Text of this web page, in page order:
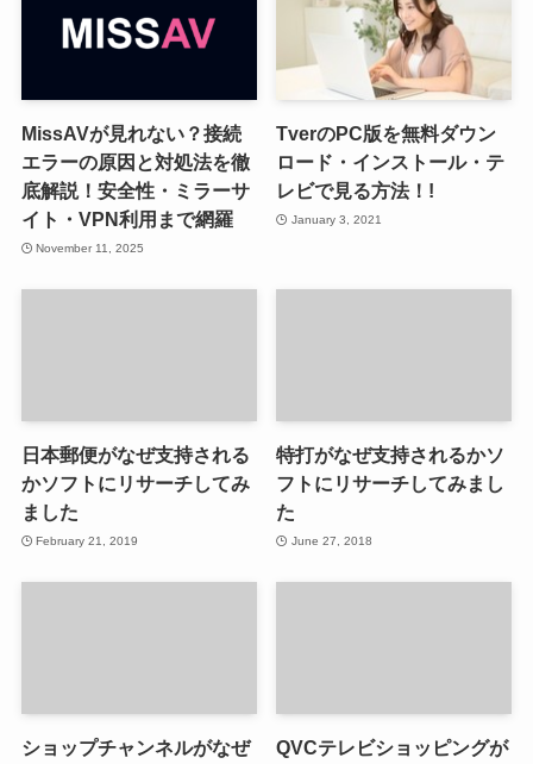
MissAVが見れない？接続
エラーの原因と対処法を徹
底解説！安全性・ミラーサ
イト・VPN利用まで網羅
November 11, 2025
TverのPC版を無料ダウン
ロード・インストール・テ
レビで見る方法！!
January 3, 2021
日本郵便がなぜ支持される
かソフトにリサーチしてみ
ました
February 21, 2019
特打がなぜ支持されるかソ
フトにリサーチしてみまし
た
June 27, 2018
ショップチャンネルがなぜ
QVCテレビショッピングが